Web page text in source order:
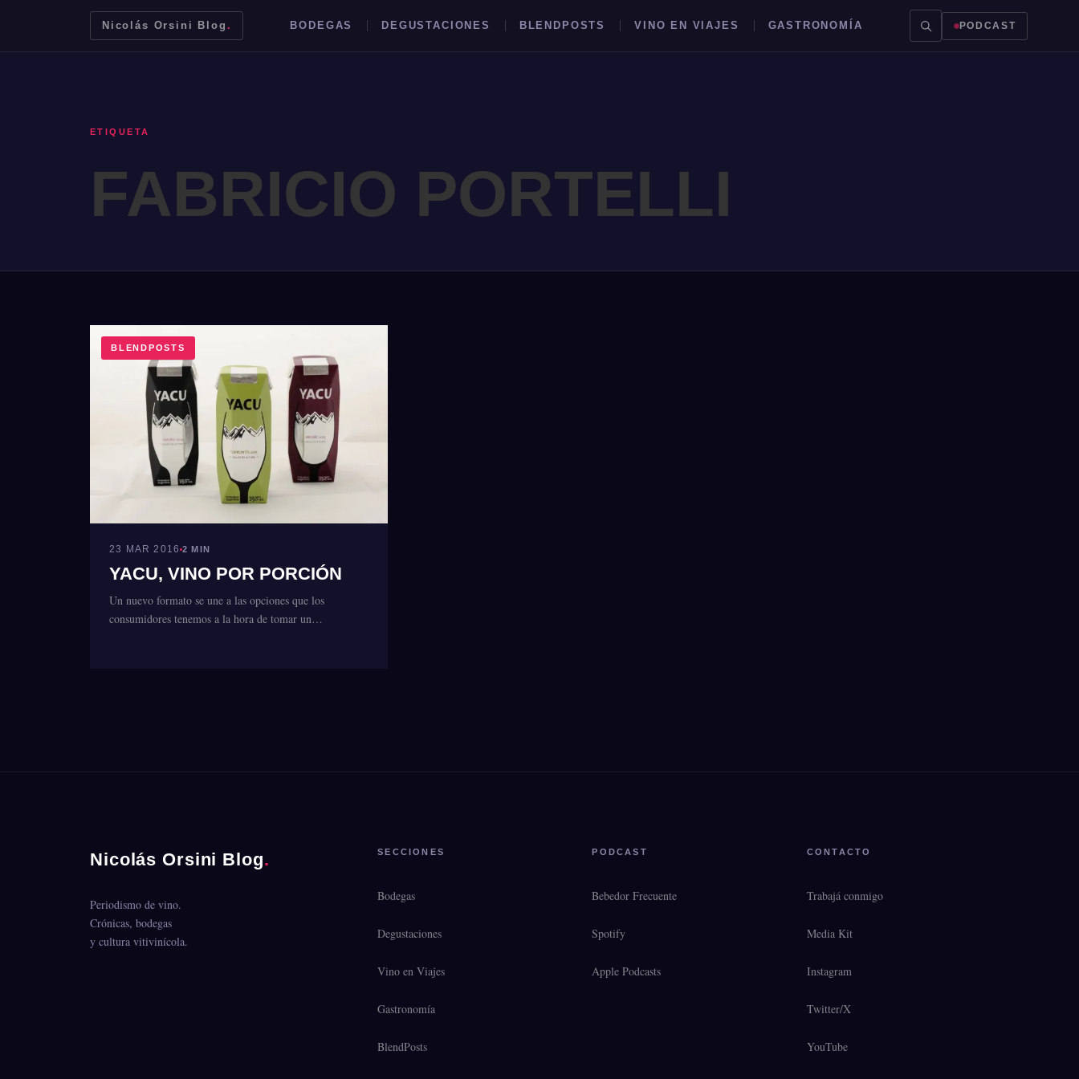
Nicolás Orsini Blog . BODEGAS DEGUSTACIONES BLENDPOSTS VINO EN VIAJES GASTRONOMÍA PODCAST
BUSCAR →
ETIQUETA
FABRICIO PORTELLI
BLENDPOSTS
23 MAR 2016 2 MIN
YACU, VINO POR PORCIÓN
Un nuevo formato se une a las opciones que los
consumidores tenemos a la hora de tomar un…
Nicolás Orsini Blog.
Periodismo de vino.
Crónicas, bodegas
y cultura vitivinícola.
SECCIONES
Bodegas
Degustaciones
Vino en Viajes
Gastronomía
BlendPosts
PODCAST
Bebedor Frecuente
Spotify
Apple Podcasts
CONTACTO
Trabajá conmigo
Media Kit
Instagram
Twitter/X
YouTube